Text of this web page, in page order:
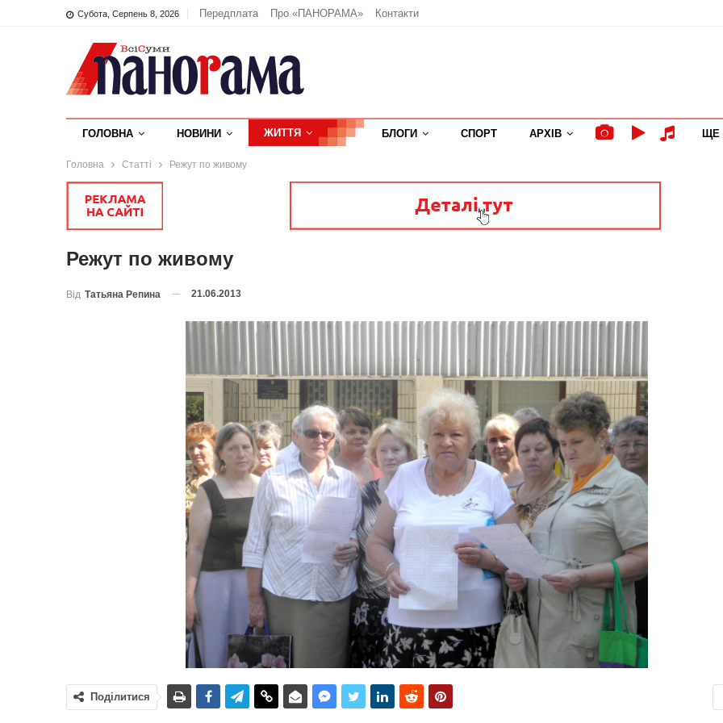
Субота, Серпень 8, 2026 Передплата Про «ПАНОРАМА» Контакти
ГОЛОВНА НОВИНИ ЖИТТЯ БЛОГИ СПОРТ АРХІВ ЩЕ
Головна Статті Режут по живому
Режут по живому
Від Татьяна Репина 21.06.2013
Поділитися